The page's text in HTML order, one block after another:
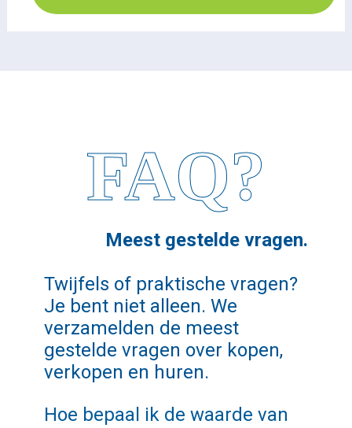
FAQ?
Meest gestelde vragen.
Twijfels of praktische vragen?
Je bent niet alleen. We
verzamelden de meest
gestelde vragen over kopen,
verkopen en huren.
Hoe bepaal ik de waarde van